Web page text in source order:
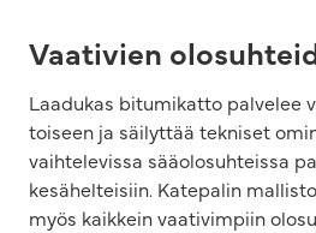
Vaativien
Laadukas bitumikatto palvelee
toiseen ja säilyttää tekniset
vaihtelevissa sääolosuhteissa
kesähelteisiin. Katepalin
myös kaikkein vaativimpiin